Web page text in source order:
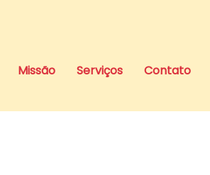
Missão Serviços Contato